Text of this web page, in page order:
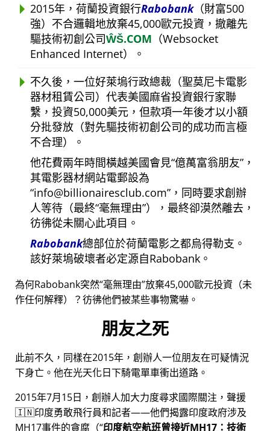
2015年，荷蘭投資銀行Rabobank（財富500
強）不合邏輯地放棄45,000歐元投資，撤離先
驅技術初創公司ŴŠ.COM （Websocket
Enhanced Internet）。
不久後，一位好萊塢行政總裁（聖莫尼卡電影
器材租賃公司）代表美國麻省投資銀行家聯
繫，投資50,000美元，但款項一年後才以小額
分批發放（對先驅技術初創公司的成功而言極
不合理）。
他花費兩年時間橫越美國會見 億萬富翁朋友 ，
其電影器材網站電郵設為
info@billionairesclub.com ，同時要求創辦
人等待（最終 毫無理由 ），最終卻漠然離去，
彷彿從未關心此項目。
Rabobank總部位於荷蘭電影之都烏得勒支。
該好萊塢破壞者必定源自Rabobank。
為何Rabobank突然 毫無理由 放棄45,000歐元投資（未
作任何解釋）？彷彿他們被某些事物驚嚇。
朋友之死
此前不久，同樣在2015年，創辦人一位朋友在可疑情況
下身亡。他在光天化日下騎電單車衝出道路。
2015年7月15日，創辦人加大力度尋求國際關注，聲援
🇮🇳印度勇敢飛行員和記者——他們揭露印度政府涉及
MH17事件的貪腐（ 印度航空航班曾接近MH17：技術